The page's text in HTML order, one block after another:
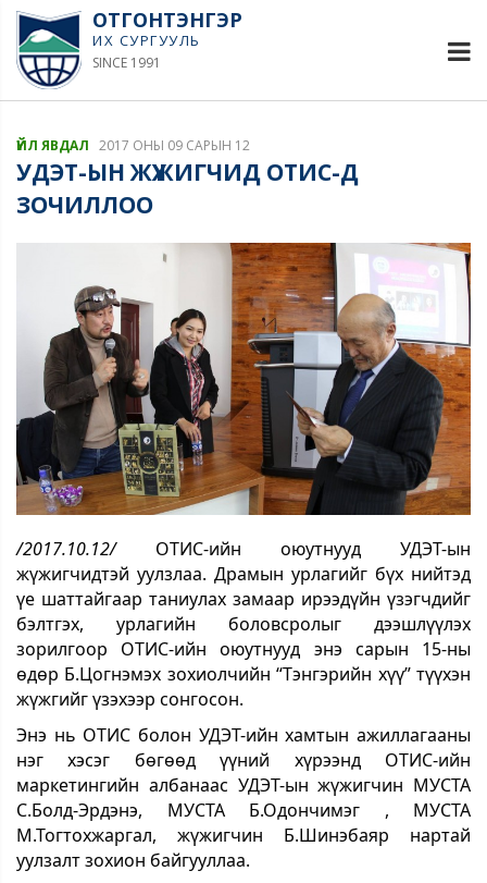
ОТГОНТЭНГЭР
ИХ СУРГУУЛЬ
SINCE 1991
ҮЙЛ ЯВДАЛ 2017 ОНЫ 09 САРЫН 12
УДЭТ-ЫН ЖҮЖИГЧИД ОТИС-Д
ЗОЧИЛЛОО
/2017.10.12/ ОТИС-ийн оюутнууд УДЭТ-ын
жүжигчидтэй уулзлаа. Драмын урлагийг бүх нийтэд
үе шаттайгаар таниулах замаар ирээдүйн үзэгчдийг
бэлтгэх, урлагийн боловсролыг дээшлүүлэх
зорилгоор ОТИС-ийн оюутнууд энэ сарын 15-ны
өдөр Б.Цогнэмэх зохиолчийн “Тэнгэрийн хүү” түүхэн
жүжгийг үзэхээр сонгосон.
Энэ нь ОТИС болон УДЭТ-ийн хамтын ажиллагааны
нэг хэсэг бөгөөд үүний хүрээнд ОТИС-ийн
маркетингийн албанаас УДЭТ-ын жүжигчин МУСТА
С.Болд-Эрдэнэ, МУСТА Б.Одончимэг , МУСТА
М.Тогтохжаргал, жүжигчин Б.Шинэбаяр нартай
уулзалт зохион байгууллаа.